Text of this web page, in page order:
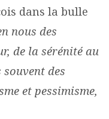
dans la bulle
nous des
de la sérénité au
des
et pessimisme,